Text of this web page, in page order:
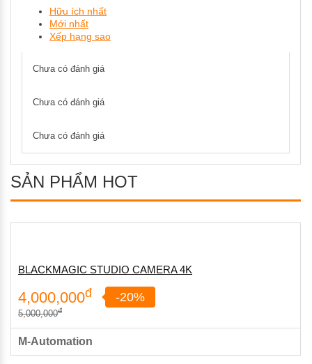
Hữu ích nhất
Mới nhất
Xếp hạng sao
Chưa có đánh giá
Chưa có đánh giá
Chưa có đánh giá
SẢN PHẨM HOT
BLACKMAGIC STUDIO CAMERA 4K
4,000,000đ
5,000,000đ
-20%
M-Automation